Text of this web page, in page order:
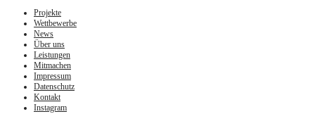
Projekte
Wettbewerbe
News
Über uns
Leistungen
Mitmachen
Impressum
Datenschutz
Kontakt
Instagram